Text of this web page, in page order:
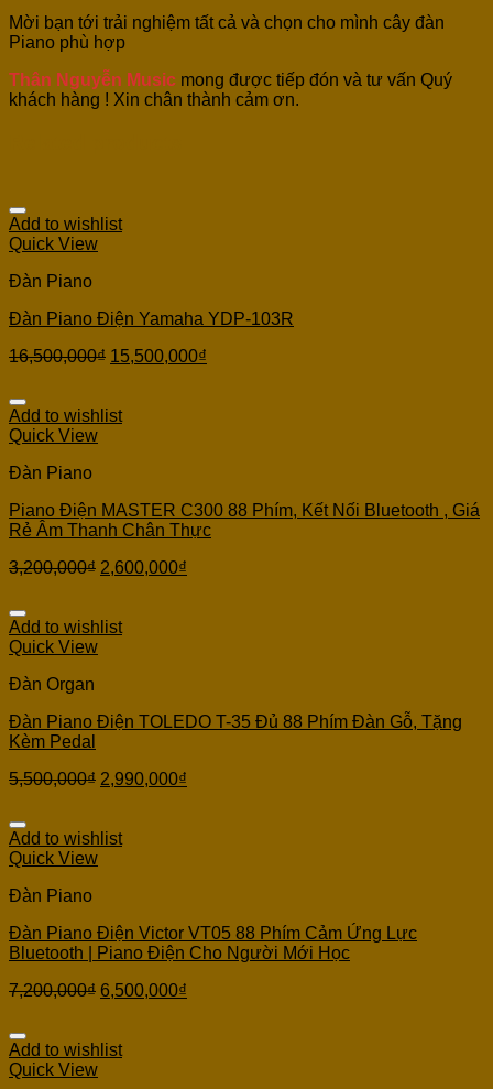
Mời bạn tới trải nghiệm tất cả và chọn cho mình cây đàn
Piano phù hợp
Thân Nguyễn Music mong được tiếp đón và tư vấn Quý
khách hàng ! Xin chân thành cảm ơn.
Add to wishlist
Quick View
Đàn Piano
Đàn Piano Điện Yamaha YDP-103R
16,500,000₫ 15,500,000₫
Add to wishlist
Quick View
Đàn Piano
Piano Điện MASTER C300 88 Phím, Kết Nối Bluetooth , Giá
Rẻ Âm Thanh Chân Thực
3,200,000₫ 2,600,000₫
Add to wishlist
Quick View
Đàn Organ
Đàn Piano Điện TOLEDO T-35 Đủ 88 Phím Đàn Gỗ, Tặng
Kèm Pedal
5,500,000₫ 2,990,000₫
Add to wishlist
Quick View
Đàn Piano
Đàn Piano Điện Victor VT05 88 Phím Cảm Ứng Lực
Bluetooth | Piano Điện Cho Người Mới Học
7,200,000₫ 6,500,000₫
Add to wishlist
Quick View